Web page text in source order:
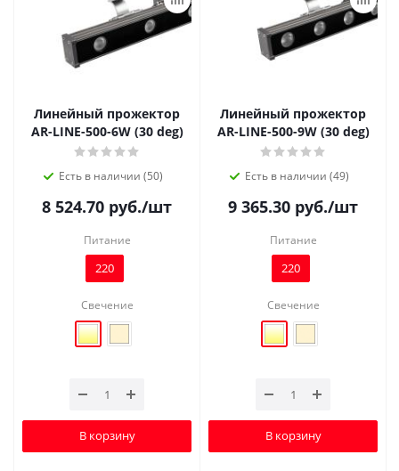
Линейный прожектор
AR-LINE-500-6W (30 deg)
Есть в наличии (50)
8 524.70 руб./шт
Питание
220
Свечение
В корзину
Линейный прожектор
AR-LINE-500-9W (30 deg)
Есть в наличии (49)
9 365.30 руб./шт
Питание
220
Свечение
В корзину